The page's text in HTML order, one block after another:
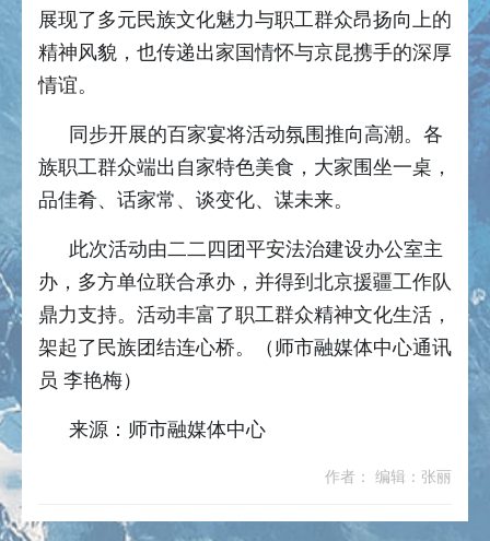
展现了多元民族文化魅力与职工群众昂扬向上的
精神风貌，也传递出家国情怀与京昆携手的深厚
情谊。
同步开展的百家宴将活动氛围推向高潮。各
族职工群众端出自家特色美食，大家围坐一桌，
品佳肴、话家常、谈变化、谋未来。
此次活动由二二四团平安法治建设办公室主
办，多方单位联合承办，并得到北京援疆工作队
鼎力支持。活动丰富了职工群众精神文化生活，
架起了民族团结连心桥。（师市融媒体中心通讯
员 李艳梅）
来源：师市融媒体中心
作者： 编辑：张丽